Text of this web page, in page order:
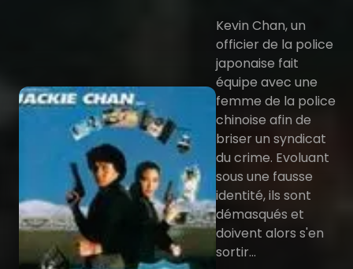
Kevin Chan, un
officier de la police
japonaise fait
équipe avec une
femme de la police
chinoise afin de
briser un syndicat
du crime. Evoluant
sous une fausse
identité, ils sont
démasqués et
doivent alors s'en
sortir...